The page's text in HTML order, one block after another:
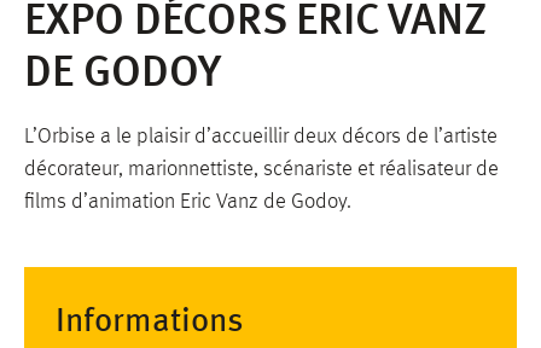
EXPO DÉCORS ERIC VANZ
DE GODOY
L’Orbise a le plaisir d’accueillir deux décors de l’artiste
décorateur, marionnettiste, scénariste et réalisateur de
films d’animation Eric Vanz de Godoy.
Informations